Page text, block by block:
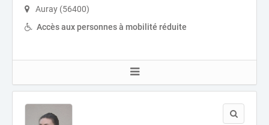
Auray (56400)
Accès aux personnes à mobilité réduite